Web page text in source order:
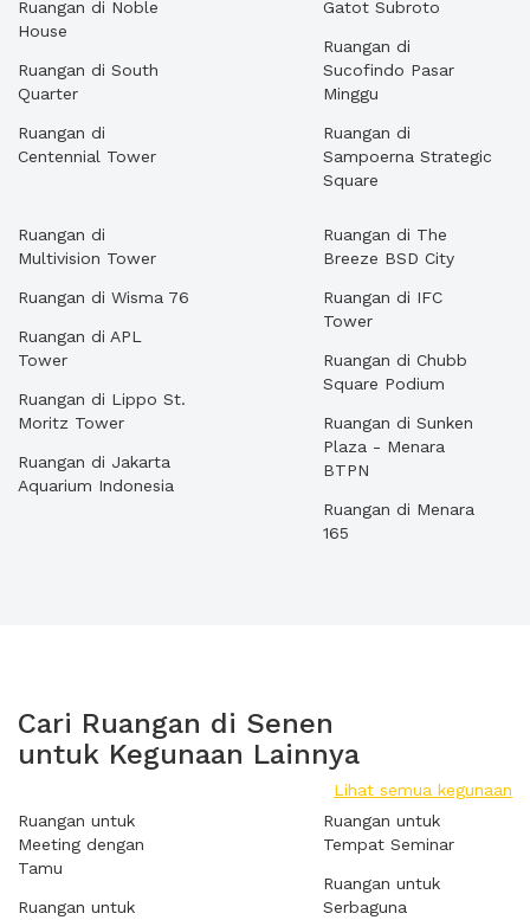
Ruangan di Noble
House
Ruangan di South
Quarter
Ruangan di
Centennial Tower
Gatot Subroto
Ruangan di
Sucofindo Pasar
Minggu
Ruangan di
Sampoerna Strategic
Square
Ruangan di
Multivision Tower
Ruangan di Wisma 76
Ruangan di APL
Tower
Ruangan di Lippo St.
Moritz Tower
Ruangan di Jakarta
Aquarium Indonesia
Ruangan di The
Breeze BSD City
Ruangan di IFC
Tower
Ruangan di Chubb
Square Podium
Ruangan di Sunken
Plaza - Menara
BTPN
Ruangan di Menara
165
Cari Ruangan di Senen
untuk Kegunaan Lainnya
Lihat semua kegunaan
Ruangan untuk
Meeting dengan
Tamu
Ruangan untuk
Ruangan untuk
Tempat Seminar
Ruangan untuk
Serbaguna